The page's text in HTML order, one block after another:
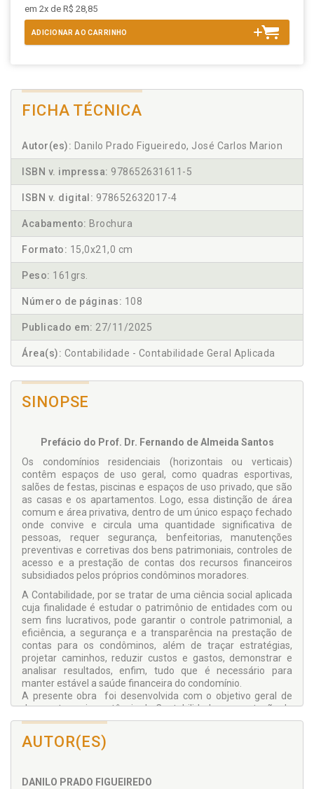
em 2x de R$ 28,85
ADICIONAR AO CARRINHO
FICHA TÉCNICA
Autor(es): Danilo Prado Figueiredo, José Carlos Marion
ISBN v. impressa: 978652631611-5
ISBN v. digital: 978652632017-4
Acabamento: Brochura
Formato: 15,0x21,0 cm
Peso: 161grs.
Número de páginas: 108
Publicado em: 27/11/2025
Área(s): Contabilidade - Contabilidade Geral Aplicada
SINOPSE
Prefácio do Prof. Dr. Fernando de Almeida Santos
Os condomínios residenciais (horizontais ou verticais)
contêm espaços de uso geral, como quadras esportivas,
salões de festas, piscinas e espaços de uso privado, que são
as casas e os apartamentos. Logo, essa distinção de área
comum e área privativa, dentro de um único espaço fechado
onde convive e circula uma quantidade significativa de
pessoas, requer segurança, benfeitorias, manutenções
preventivas e corretivas dos bens patrimoniais, controles de
acesso e a prestação de contas dos recursos financeiros
subsidiados pelos próprios condôminos moradores.
A Contabilidade, por se tratar de uma ciência social aplicada
cuja finalidade é estudar o patrimônio de entidades com ou
sem fins lucrativos, pode garantir o controle patrimonial, a
eficiência, a segurança e a transparência na prestação de
contas para os condôminos, além de traçar estratégias,
projetar caminhos, reduzir custos e gastos, demonstrar e
analisar resultados, enfim, tudo que é necessário para
manter estável a saúde financeira do condomínio.
A presente obra foi desenvolvida com o objetivo geral de
demonstrar a importância da Contabilidade na prestação de
contas condominiais. Com isso, aproveitou-se o ensejo para
desenvolver um Manual Prático de Contabilidade para
Condomínios, visando a gestão eficiente e transparente para
Por fim, encontram-se nesta obra modelos práticos de
AUTOR(ES)
DANILO PRADO FIGUEIREDO